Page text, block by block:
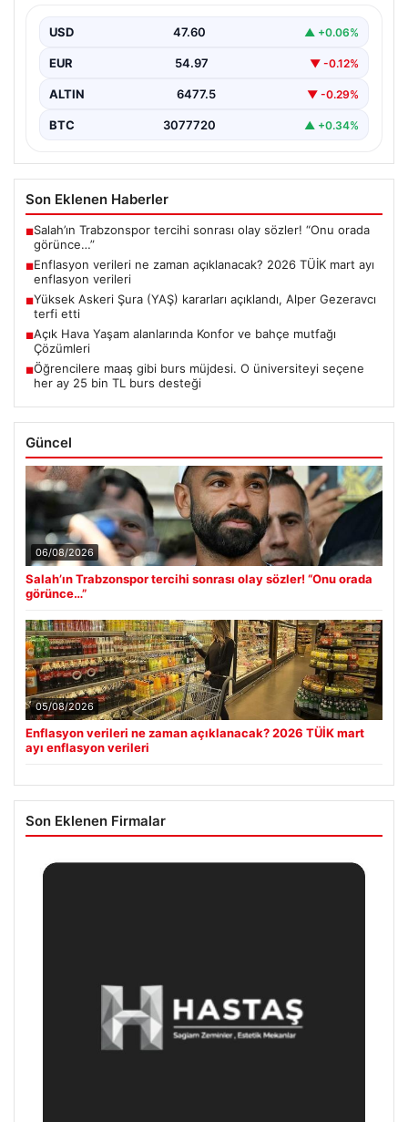
USD 47.60 ▲ +0.06%
EUR 54.97 ▼ -0.12%
ALTIN 6477.5 ▼ -0.29%
BTC 3077720 ▲ +0.34%
Son Eklenen Haberler
■Salah’ın Trabzonspor tercihi sonrası olay sözler! “Onu orada
görünce…”
■Enflasyon verileri ne zaman açıklanacak? 2026 TÜİK mart ayı
enflasyon verileri
■Yüksek Askeri Şura (YAŞ) kararları açıklandı, Alper Gezeravcı
terfi etti
■Açık Hava Yaşam alanlarında Konfor ve bahçe mutfağı
Çözümleri
■Öğrencilere maaş gibi burs müjdesi. O üniversiteyi seçene
her ay 25 bin TL burs desteği
Güncel
06/08/2026
Salah’ın Trabzonspor tercihi sonrası olay sözler! “Onu orada
görünce…”
05/08/2026
Enflasyon verileri ne zaman açıklanacak? 2026 TÜİK mart
ayı enflasyon verileri
Son Eklenen Firmalar